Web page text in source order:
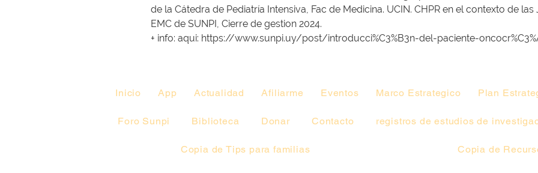
de la Cátedra de Pediatría Intensiva, Fac de Medicina. UCIN. CHPR en el contexto de
EMC de SUNPI, Cierre de gestion 2024.
+ info: aqui: https://www.sunpi.uy/post/introducci%C3%B3n-del-paciente-
Inicio App Actualidad Afiliarme Eventos Marco Estrategico Plan
Foro Sunpi Biblioteca Donar Contacto registros de estudios de
Copia de Tips para familias Copia de